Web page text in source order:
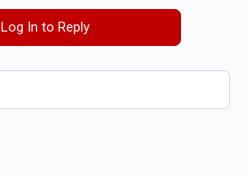
Log In to Reply